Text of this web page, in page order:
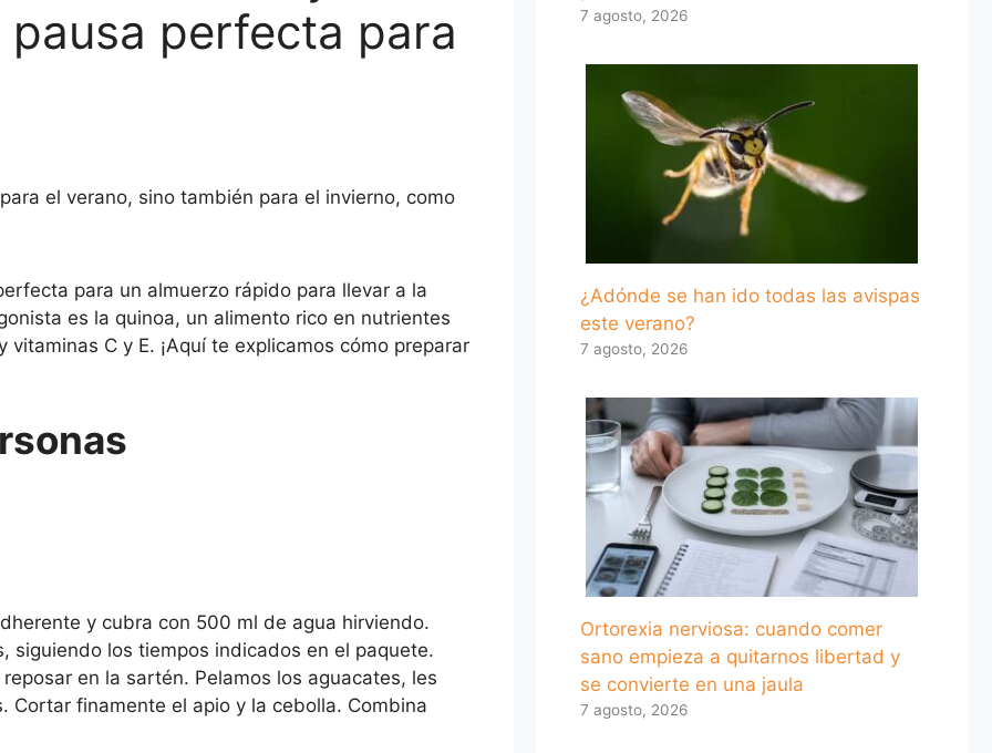
perfecta para
el verano, sino también para el invierno, como
para un almuerzo rápido para llevar a la
es la quinoa, un alimento rico en nutrientes
C y E. ¡Aquí te explicamos cómo preparar
y cubra con 500 ml de agua hirviendo.
siguiendo los tiempos indicados en el paquete.
en la sartén. Pelamos los aguacates, les
Cortar finamente el apio y la cebolla. Combina
7 agosto, 2026
¿Adónde se han ido todas las avispas
este verano?
7 agosto, 2026
Ortorexia nerviosa: cuando comer
sano empieza a quitarnos libertad y
se convierte en una jaula
7 agosto, 2026